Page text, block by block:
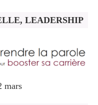
LEADERSHIP
mars